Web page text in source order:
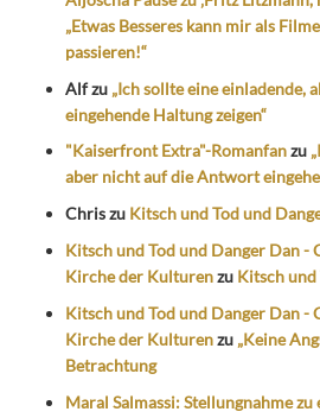
„Etwas Besseres kann mir als
passieren!“
Alfzu „Ich sollte eine einladende,
eingehende Haltung zeigen“
"Kaiserfront Extra"-Romanfanzu
aber nicht auf die Antwort
Chriszu Kitsch und Tod und
Kitsch und Tod und Danger Dan -
Kirche der Kulturenzu Kitsch und
Kitsch und Tod und Danger Dan -
Kirche der Kulturenzu „Keine
Betrachtung
Maral Salmassi: Stellungnahme